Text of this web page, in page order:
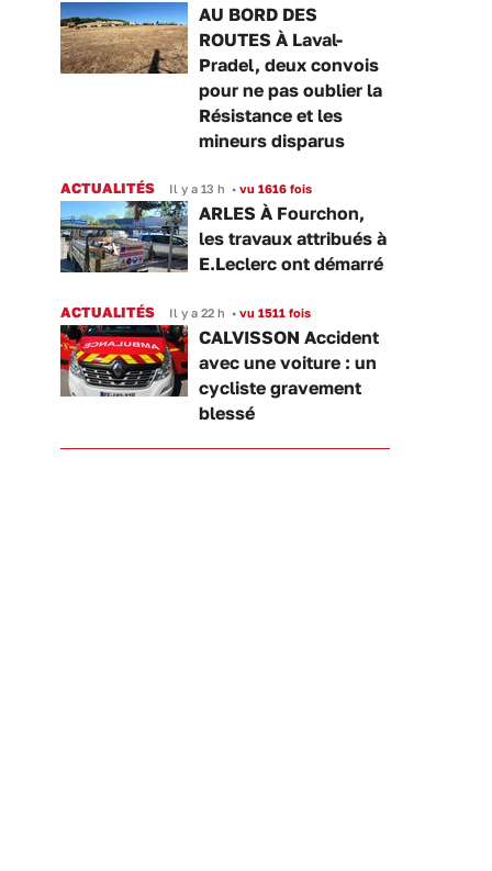
AU BORD DES
ROUTES À Laval-
Pradel, deux convois
pour ne pas oublier la
Résistance et les
mineurs disparus
ACTUALITÉS Il y a 13 h • vu 1616 fois
ARLES À Fourchon,
les travaux attribués à
E.Leclerc ont démarré
ACTUALITÉS Il y a 22 h • vu 1511 fois
CALVISSON Accident
avec une voiture : un
cycliste gravement
blessé